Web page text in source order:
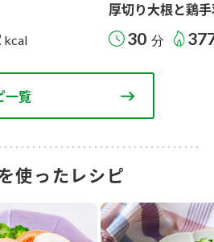
kcal
厚切り大根と鶏
30 分
一覧
使ったレシピ